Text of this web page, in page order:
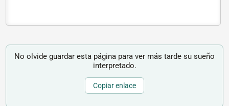
No olvide guardar esta página para ver más tarde su sueño
interpretado.
Copiar enlace